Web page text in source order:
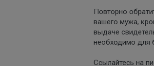
Повторно
вашего мужа,
выдаче
необходимо для
Ссылайтесь на